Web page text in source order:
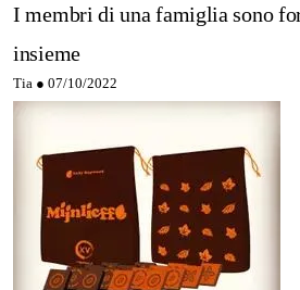
I membri di una famiglia sono
insieme
Tia ● 07/10/2022